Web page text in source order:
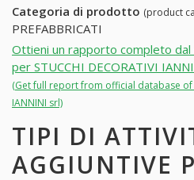
Categoria di prodotto (product
PREFABBRICATI
Ottieni un rapporto completo
per STUCCHI DECORATIVI
(Get full report from official database of
IANNINI srl)
TIPI DI
AGGIUNTIVE